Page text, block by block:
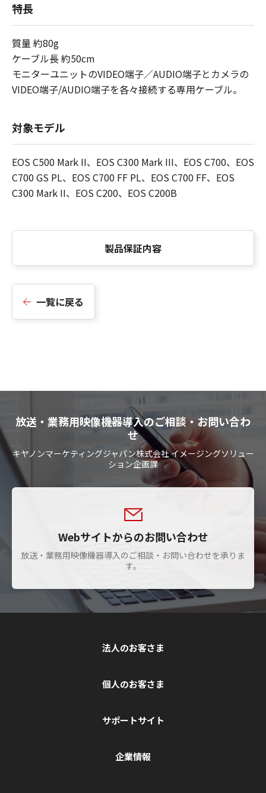
特長
質量 約80g
ケーブル長 約50cm
モニターユニットのVIDEO端子／AUDIO端子とカメラの
VIDEO端子/AUDIO端子を各々接続する専用ケーブル。
対象モデル
EOS C500 Mark II、EOS C300 Mark III、EOS C700、EOS
C700 GS PL、EOS C700 FF PL、EOS C700 FF、EOS
C300 Mark II、EOS C200、EOS C200B
製品保証内容
一覧に戻る
放送・業務用映像機器導入のご相談・お問い合わ
せ
キヤノンマーケティングジャパン株式会社 イメージングソリュー
ション企画課
Webサイトからのお問い合わせ
放送・業務用映像機器導入のご相談・お問い合わせを承りま
す。
法人のお客さま
個人のお客さま
サポートサイト
企業情報